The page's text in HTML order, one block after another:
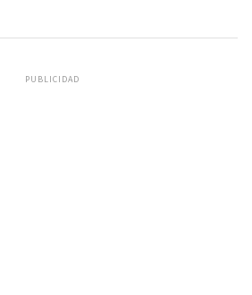
PUBLICIDAD